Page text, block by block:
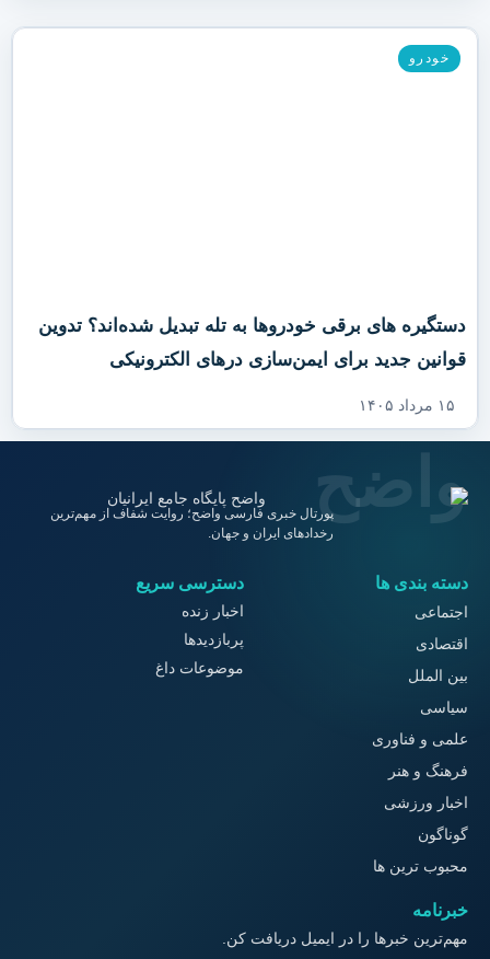
دستگیره‌ های برقی خودروها به تله تبدیل شده‌اند؟ تدوین
قوانین جدید برای ایمن‌سازی درهای الکترونیکی
۱۵ مرداد ۱۴۰۵
خودرو
پورتال خبری فارسی واضح؛ روایت شفاف از مهم‌ترین
رخدادهای ایران و جهان.
دسته بندی ها
اجتماعی
اقتصادی
بین الملل
سیاسی
علمی و فناوری
فرهنگ و هنر
اخبار ورزشی
گوناگون
محبوب ترین ها
دسترسی سریع
اخبار زنده
پربازدیدها
موضوعات داغ
خبرنامه
مهم‌ترین خبرها را در ایمیل دریافت کن.